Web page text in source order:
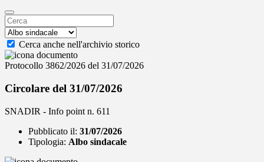
Cerca anche nell'archivio storico
Protocollo 3862/2026 del 31/07/2026
Circolare del 31/07/2026
SNADIR - Info point n. 611
Pubblicato il: 31/07/2026
Tipologia: Albo sindacale